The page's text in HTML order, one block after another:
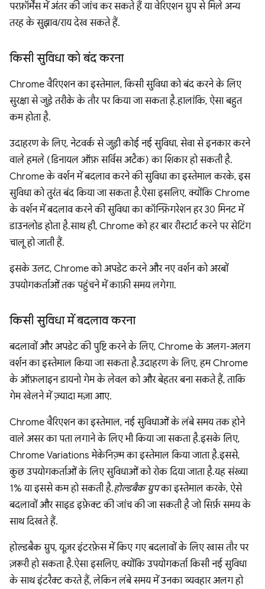
परफ़ॉर्मेंस में अंतर की जांच कर सकते हैं या वेरिएशन ग्रुप से मिले अन्य
तरह के सुझाव/राय देख सकते हैं.
किसी सुविधा को बंद करना
Chrome वैरिएशन का इस्तेमाल, किसी सुविधा को बंद करने के लिए
सुरक्षा से जुड़े तरीके के तौर पर किया जा सकता है. हालांकि, ऐसा बहुत
कम होता है.
उदाहरण के लिए, नेटवर्क से जुड़ी कोई नई सुविधा, सेवा से इनकार करने
वाले हमले (डिनायल ऑफ़ सर्विस अटैक) का शिकार हो सकती है.
Chrome के वर्शन में बदलाव करने की सुविधा का इस्तेमाल करके, इस
सुविधा को तुरंत बंद किया जा सकता है. ऐसा इसलिए, क्योंकि Chrome
के वर्शन में बदलाव करने की सुविधा का कॉन्फ़िगरेशन हर 30 मिनट में
डाउनलोड होता है. साथ ही, Chrome को हर बार रीस्टार्ट करने पर सेटिंग
चालू हो जाती हैं.
इसके उलट, Chrome को अपडेट करने और नए वर्शन को अरबों
उपयोगकर्ताओं तक पहुंचने में काफ़ी समय लगेगा.
किसी सुविधा में बदलाव करना
बदलावों और अपडेट की पुष्टि करने के लिए, Chrome के अलग-अलग
वर्शन का इस्तेमाल किया जा सकता है. उदाहरण के लिए, हम Chrome
के ऑफ़लाइन डायनो गेम के लेवल को और बेहतर बना सकते हैं, ताकि
गेम खेलने में ज़्यादा मज़ा आए.
Chrome वैरिएशन का इस्तेमाल, नई सुविधाओं के लंबे समय तक होने
वाले असर का पता लगाने के लिए भी किया जा सकता है. इसके लिए,
Chrome Variations मेकेनिज़्म का इस्तेमाल किया जाता है. इससे,
कुछ उपयोगकर्ताओं के लिए सुविधाओं को रोक दिया जाता है. यह संख्या
1% या इससे कम हो सकती है.होल्डबैक ग्रुपका इस्तेमाल करके, ऐसे
बदलावों और साइड इफ़ेक्ट की जांच की जा सकती है जो सिर्फ़ समय के
साथ दिखते हैं.
होल्डबैक ग्रुप, यूज़र इंटरफ़ेस में किए गए बदलावों के लिए खास तौर पर
ज़रूरी हो सकता है. ऐसा इसलिए, क्योंकि उपयोगकर्ता किसी नई सुविधा
के साथ इंटरैक्ट करते हैं, लेकिन लंबे समय में उनका व्यवहार अलग हो